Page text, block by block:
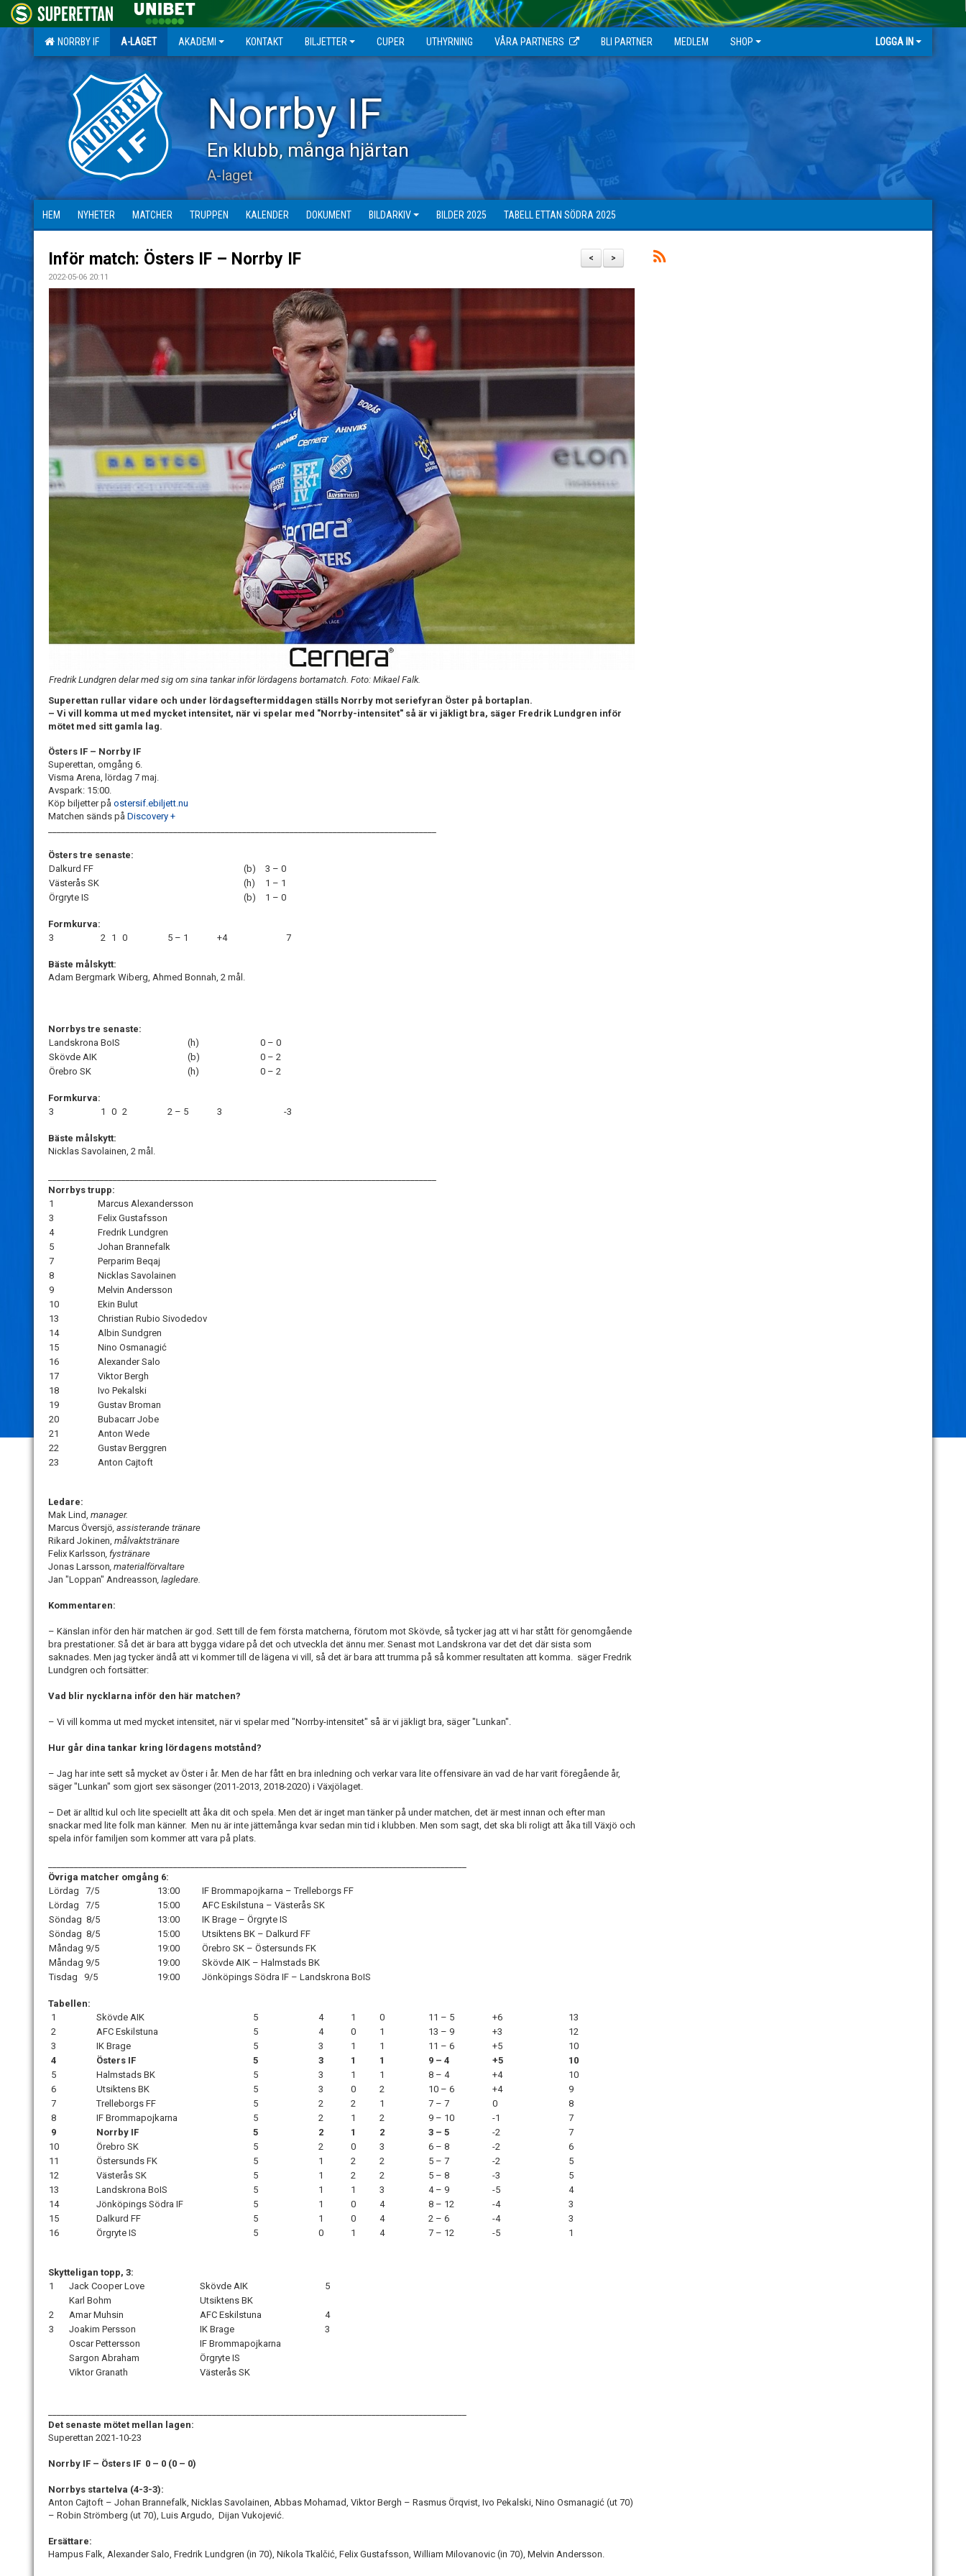
NORRBY IF A-LAGET AKADEMI KONTAKT BILJETTER CUPER UTHYRNING VÅRA PARTNERS BLI PARTNER MEDLEM SHOP LOGGA IN
Norrby IF
En klubb, många hjärtan
A-laget
HEM NYHETER MATCHER TRUPPEN KALENDER DOKUMENT BILDARKIV BILDER 2025 TABELL ETTAN SÖDRA 2025
>
<
Inför match: Östers IF – Norrby IF
2022-05-06 20:11
Fredrik Lundgren delar med sig om sina tankar inför lördagens bortamatch. Foto: Mikael Falk.
Superettan rullar vidare och under lördagseftermiddagen ställs Norrby mot seriefyran Öster på bortaplan.
– Vi vill komma ut med mycket intensitet, när vi spelar med "Norrby-intensitet" så är vi jäkligt bra, säger Fredrik Lundgren inför
mötet med sitt gamla lag.
Östers IF – Norrby IF
Superettan, omgång 6.
Visma Arena, lördag 7 maj.
Avspark: 15:00.
Köp biljetter på ostersif.ebiljett.nu
Matchen sänds på Discovery +
Östers tre senaste:
Dalkurd FF
(b)
3 – 0
Västerås SK
(h)
1 – 1
Örgryte IS
(b) 1 – 0
Formkurva:
3
2 1 0 5 – 1 +4 7
Bäste målskytt:
Adam Bergmark Wiberg, Ahmed Bonnah, 2 mål.
Norrbys tre senaste:
Landskrona BoIS
(h)
0 – 0
Skövde AIK
(b)
0 – 2
Örebro SK
(h) 0 – 2
Formkurva:
3
1 0 2 2 – 5 3 -3
Bäste målskytt:
Nicklas Savolainen, 2 mål.
Norrbys trupp:
1
Marcus Alexandersson
3
Felix Gustafsson
4
Fredrik Lundgren
5
Johan Brannefalk
7
Perparim Beqaj
8
Nicklas Savolainen
9
Melvin Andersson
10
Ekin Bulut
13
Christian Rubio Sivodedov
14
Albin Sundgren
15
Nino Osmanagić
16
Alexander Salo
17
Viktor Bergh
18
Ivo Pekalski
19
Gustav Broman
20
Bubacarr Jobe
21
Anton Wede
22
Gustav Berggren
23
Anton Cajtoft
Ledare:
Mak Lind, manager.
Marcus Översjö, assisterande tränare
Rikard Jokinen, målvaktstränare
Felix Karlsson, fystränare
Jonas Larsson, materialförvaltare
Jan "Loppan" Andreasson, lagledare.
Kommentaren:
– Känslan inför den här matchen är god. Sett till de fem första matcherna, förutom mot Skövde, så tycker jag att vi har stått för genomgående
bra prestationer. Så det är bara att bygga vidare på det och utveckla det ännu mer. Senast mot Landskrona var det det där sista som
saknades. Men jag tycker ändå att vi kommer till de lägena vi vill, så det är bara att trumma på så kommer resultaten att komma. säger Fredrik
Lundgren och fortsätter:
Vad blir nycklarna inför den här matchen?
– Vi vill komma ut med mycket intensitet, när vi spelar med "Norrby-intensitet" så är vi jäkligt bra, säger "Lunkan".
Hur går dina tankar kring lördagens motstånd?
– Jag har inte sett så mycket av Öster i år. Men de har fått en bra inledning och verkar vara lite offensivare än vad de har varit föregående år,
säger "Lunkan" som gjort sex säsonger (2011-2013, 2018-2020) i Växjölaget.
– Det är alltid kul och lite speciellt att åka dit och spela. Men det är inget man tänker på under matchen, det är mest innan och efter man
snackar med lite folk man känner. Men nu är inte jättemånga kvar sedan min tid i klubben. Men som sagt, det ska bli roligt att åka till Växjö och
spela inför familjen som kommer att vara på plats.
Övriga matcher omgång 6:
Lördag 7/5
13:00
IF Brommapojkarna – Trelleborgs FF
Lördag 7/5
15:00
AFC Eskilstuna – Västerås SK
Söndag 8/5
13:00
IK Brage – Örgryte IS
Söndag 8/5
15:00
Utsiktens BK – Dalkurd FF
Måndag 9/5
19:00
Örebro SK – Östersunds FK
Måndag 9/5
19:00
Skövde AIK – Halmstads BK
Tisdag 9/5
19:00 Jönköpings Södra IF – Landskrona BoIS
Tabellen:
1
Skövde AIK 5 4 1 0 11 – 5 +6
13
2
AFC Eskilstuna 5 4 0 1 13 – 9 +3
12
3
IK Brage 5 3 1 1 11 – 6 +5
10
4
Östers IF 5 3 1 1 9 – 4 +5
10
5
Halmstads BK 5 3 1 1 8 – 4 +4
10
6
Utsiktens BK 5 3 0 2 10 – 6 +4
9
7
Trelleborgs FF 5 2 2 1 7 – 7 0
8
8
IF Brommapojkarna 5 2 1 2 9 – 10 -1
7
9
Norrby IF 5 2 1 2 3 – 5 -2
7
10
Örebro SK 5 2 0 3 6 – 8 -2
6
11
Östersunds FK 5 1 2 2 5 – 7 -2
5
12
Västerås SK 5 1 2 2 5 – 8 -3
5
13
Landskrona BoIS 5 1 1 3 4 – 9 -5
4
14
Jönköpings Södra IF 5 1 0 4 8 – 12 -4
3
15
Dalkurd FF 5 1 0 4 2 – 6 -4
3
16
Örgryte IS 5 0 1 4 7 – 12 -5 1
Skytteligan topp, 3:
1
Jack Cooper Love Skövde AIK
5
Karl Bohm
Utsiktens BK
2
Amar Muhsin AFC Eskilstuna
4
3
Joakim Persson IK Brage
3
Oscar Pettersson
IF Brommapojkarna
Sargon Abraham
Örgryte IS
Viktor Granath
Västerås SK
Det senaste mötet mellan lagen:
Superettan 2021-10-23
Norrby IF – Östers IF 0 – 0 (0 – 0)
Norrbys startelva (4-3-3):
Anton Cajtoft – Johan Brannefalk, Nicklas Savolainen, Abbas Mohamad, Viktor Bergh – Rasmus Örqvist, Ivo Pekalski, Nino Osmanagić (ut 70)
– Robin Strömberg (ut 70), Luis Argudo, Dijan Vukojević.
Ersättare:
Hampus Falk, Alexander Salo, Fredrik Lundgren (in 70), Nikola Tkalčić, Felix Gustafsson, William Milovanovic (in 70), Melvin Andersson.